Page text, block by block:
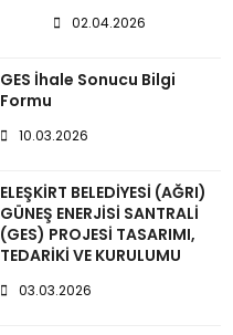
02.04.2026
GES İhale Sonucu Bilgi
Formu
10.03.2026
ELEŞKİRT BELEDİYESİ (AĞRI)
GÜNEŞ ENERJİSİ SANTRALİ
(GES) PROJESİ TASARIMI,
TEDARİKİ VE KURULUMU
03.03.2026